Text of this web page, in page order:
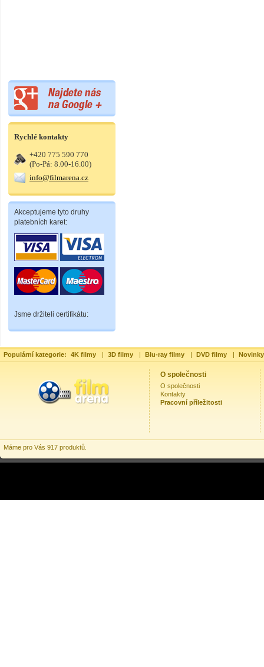
Rychlé kontakty
+420 775 590 770
(Po-Pá: 8.00-16.00)
info@filmarena.cz
Akceptujeme tyto druhy
platebních karet:
Jsme držiteli certifikátu:
Populární kategorie: 4K filmy | 3D filmy | Blu-ray filmy | DVD filmy |
O společnosti
O společnosti
Kontakty
Pracovní příležitosti
Máme pro Vás 917 produktů.